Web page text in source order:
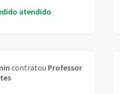
atendido
contratou Professor